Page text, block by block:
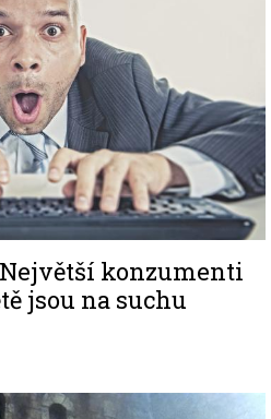
konzumenti
jsou na suchu